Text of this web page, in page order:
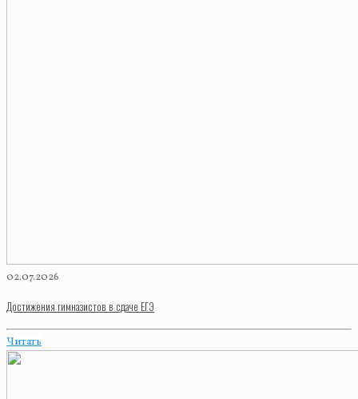
02.07.2026
Достижения гимназистов в сдаче ЕГЭ
Читать